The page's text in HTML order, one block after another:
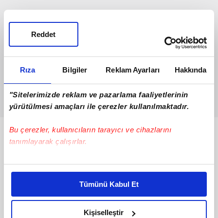
Rıza Bilgiler Reklam Ayarları Hakkında
"Sitelerimizde reklam ve pazarlama faaliyetlerinin
yürütülmesi amaçları ile çerezler kullanılmaktadır.
Bu çerezler, kullanıcıların tarayıcı ve cihazlarını
tanımlayarak çalışırlar.
Bu çerezlere izin vermeniz halinde sizlere özel
daha iyi reklam deneyimi yaşatabiliriz. Bunu yaparken
amacımızın size daha iyi bir reklam deneyimi sunmak
olduğunu ve sizlere en iyi içerikleri sunabilmek adına
Tümünü Kabul Et
Kişiselleştir
Reddet
Bunlar da Var